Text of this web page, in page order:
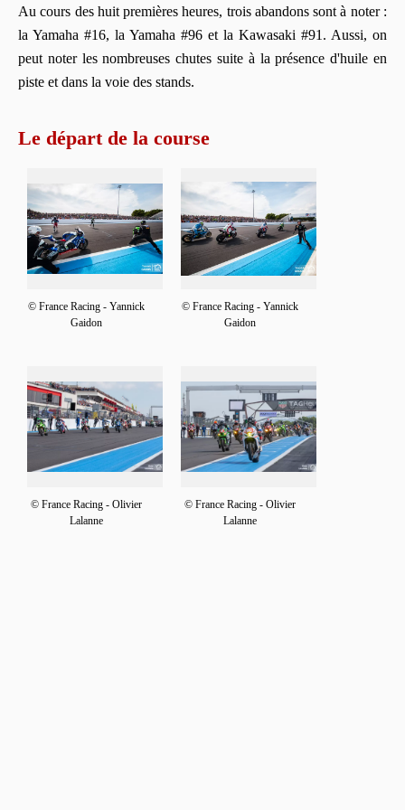
Au cours des huit premières heures, trois abandons sont à noter :
la Yamaha #16, la Yamaha #96 et la Kawasaki #91. Aussi, on
peut noter les nombreuses chutes suite à la présence d'huile en
piste et dans la voie des stands.
Le départ de la course
© France Racing - Yannick
Gaidon
© France Racing - Yannick
Gaidon
© France Racing - Olivier
Lalanne
© France Racing - Olivier
Lalanne